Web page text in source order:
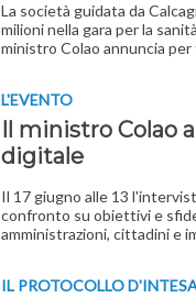
La società guidata da
milioni nella gara per la
ministro Colao annuncia per
L'EVENTO
Il ministro Colao
digitale
Il 17 giugno alle 13
confronto su obiettivi e
amministrazioni, cittadini e
IL PROTOCOLLO